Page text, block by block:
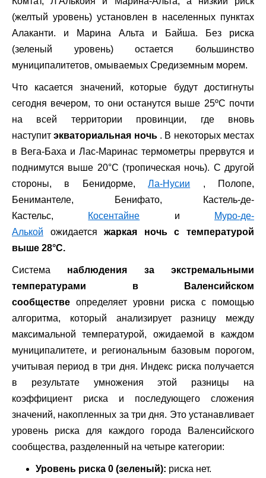
(желтый уровень) установлен в населенных пунктах
Алаканти. и Марина Альта и Байша. Без риска
(зеленый уровень) остается большинство
муниципалитетов, омываемых Средиземным морем.
Что касается значений, которые будут достигнуты
сегодня вечером, то они останутся выше 25ºC почти
на всей территории провинции, где вновь
наступитэкваториальная ночь. В некоторых местах
в Вега-Баха и Лас-Маринас термометры прервутся и
поднимутся выше 20°C (тропическая ночь). С другой
стороны, в Бенидорме,Ла-Нусии , Полопе,
Бенимантеле, Бенифато, Кастель-де-
Кастельс, Косентайне и
Муро-де-
Алькой ожидаетсяжаркая ночь с температурой
выше 28°C.
Система наблюдения за экстремальными
температурами в Валенсийском
сообществе определяет уровни риска с помощью
алгоритма, который анализирует разницу между
максимальной температурой, ожидаемой в каждом
муниципалитете, и региональным базовым порогом,
учитывая период в три дня. Индекс риска получается
в результате умножения этой разницы на
коэффициент риска и последующего сложения
значений, накопленных за три дня. Это устанавливает
уровень риска для каждого города Валенсийского
сообщества, разделенный на четыре категории:
Уровень риска 0 (зеленый): риска нет.